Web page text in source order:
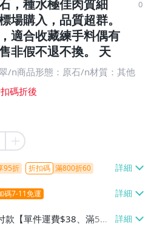
，種水極佳肉質細
場購入，品質超群。
適合收藏練手料偶有
非假不退不換。 天
0
/n商品形態：原石/n材質：其他
95折 折扣碼 滿800折60
碼7-11免運
款【單件運費$38、滿5件